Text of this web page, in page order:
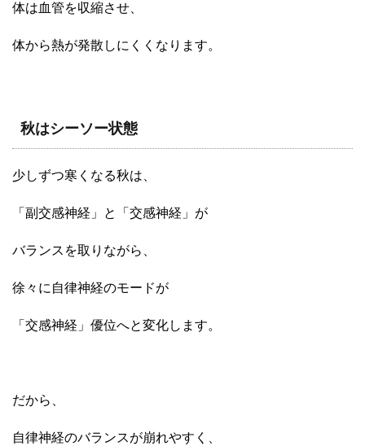
体は血管を収縮させ、
体から熱が発散しにくくなります。
秋はシーソー状態
少しずつ寒くなる秋は、
「副交感神経」と「交感神経」が
バランスを取りながら、
徐々に自律神経のモードが
「交感神経」優位へと変化します。
だから、
自律神経のバランスが崩れやすく、